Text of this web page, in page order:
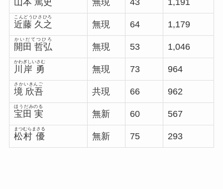
山本 篤史 無現 43 1,191
近藤 久之
こんどうひさひろ
無現 64 1,179
開田 哲弘
かいだてつひろ
無現 53 1,046
川岸 勇
かわぎしいさむ
無現 73 964
境 欣吾
さかいきんご
共現 66 962
宝田 実
ほうだみのる
無新 60 567
松村 優
まつむらまさる
無新 75 293